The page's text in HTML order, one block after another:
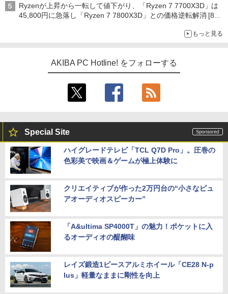
Ryzenが上昇から一転して値下がり、「Ryzen 7 7700X3D」は
45,800円に急落し「Ryzen 7 7800X3D」との価格逆転解消 [8月
もっと見る
AKIBA PC Hotline! をフォローする
Special Site
ハイグレードテレビ「TCL Q7D Pro」。圧巻の
色彩美で映画＆ゲームが極上体験に
クリエイティブが作った2万円台の“小さなピュ
アオーディオスピーカー”
「A&ultima SP4000T」の魅力！ポケットに入
るオーディオの醍醐味
レイズ鍛造1ピースアルミホイール「CE28 N-p
lus」軽量なままに剛性を向上